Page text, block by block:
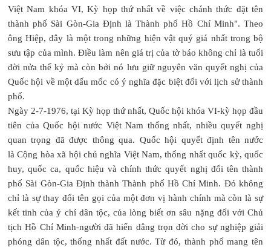
Việt Nam khóa VI, Kỳ họp thứ nhất về việc chánh thức đặt tên
thành phố Sài Gòn-Gia Định là Thành phố Hồ Chí Minh". Theo
ông Hiệp, đây là một trong những hiện vật quý giá nhất trong bộ
sưu tập của mình. Điều làm nên giá trị của tờ báo không chỉ là tuổi
đời nửa thế kỷ mà còn bởi nó lưu giữ nguyên văn quyết nghị của
Quốc hội về một dấu mốc có ý nghĩa đặc biệt đối với lịch sử thành
phố.
Ngày 2-7-1976, tại Kỳ họp thứ nhất, Quốc hội khóa VI-kỳ họp đầu
tiên của Quốc hội nước Việt Nam thống nhất, nhiều quyết nghị
quan trọng đã được thông qua. Quốc hội quyết định tên nước
là Cộng hòa xã hội chủ nghĩa Việt Nam, thống nhất quốc kỳ, quốc
huy, quốc ca, quốc hiệu và chính thức quyết nghị đổi tên thành
phố Sài Gòn-Gia Định thành Thành phố Hồ Chí Minh. Đó không
chỉ là sự thay đổi tên gọi của một đơn vị hành chính mà còn là sự
kết tinh của ý chí dân tộc, của lòng biết ơn sâu nặng đối với Chủ
tịch Hồ Chí Minh-người đã hiến dâng trọn đời cho sự nghiệp giải
phóng dân tộc, thống nhất đất nước. Từ đó, thành phố mang tên